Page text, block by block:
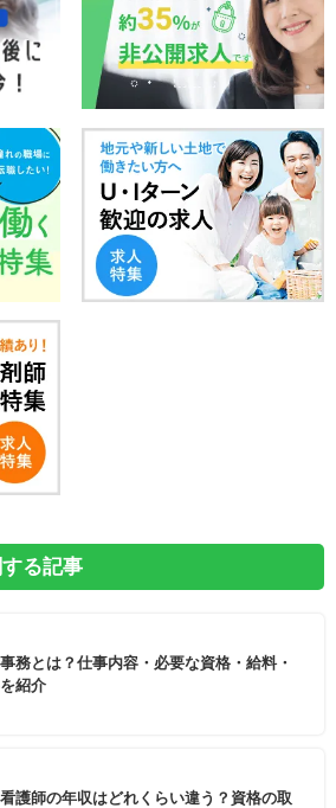
る記事
務とは？仕事内容・必要な資格・給料・
紹介
護師の年収はどれくらい違う？資格の取